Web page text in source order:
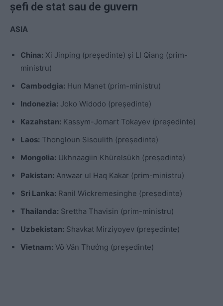
șefi de stat sau de guvern
ASIA
China: Xi Jinping (președinte) și LI Qiang (prim-
ministru)
Cambodgia: Hun Manet (prim-ministru)
Indonezia: Joko Widodo (președinte)
Kazahstan: Kassym-Jomart Tokayev (președinte)
Laos: Thongloun Sisoulith (președinte)
Mongolia: Ukhnaagiin Khürelsükh (președinte)
Pakistan: Anwaar ul Haq Kakar (prim-ministru)
Sri Lanka: Ranil Wickremesinghe (președinte)
Thailanda: Srettha Thavisin (prim-ministru)
Uzbekistan: Shavkat Mirziyoyev (președinte)
Vietnam: Võ Văn Thưởng (președinte)